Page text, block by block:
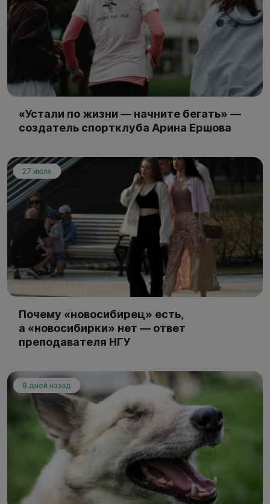
«Устали по жизни — начните бегать» —
создатель спортклуба Арина Ершова
27 июля
Почему «новосибирец» есть,
а «новосибирки» нет — ответ
преподавателя НГУ
8 дней назад